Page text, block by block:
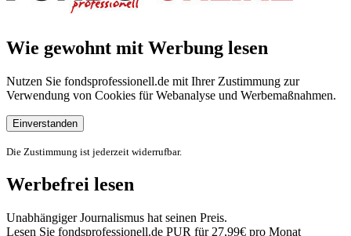
Wie gewohnt mit Werbung lesen
Nutzen Sie fondsprofessionell.de mit Ihrer Zustimmung zur
Verwendung von Cookies für Webanalyse und Werbemaßnahmen.
Einverstanden
Die Zustimmung ist jederzeit widerrufbar.
Werbefrei lesen
Unabhängiger Journalismus hat seinen Preis.
Lesen Sie fondsprofessionell.de PUR für 27,99€ pro Monat